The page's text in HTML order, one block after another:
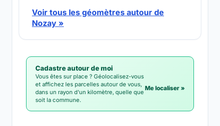
Voir tous les géomètres autour de
Nozay »
Cadastre autour de moi
Vous êtes sur place ? Géolocalisez-vous
et affichez les parcelles autour de vous,
dans un rayon d'un kilomètre, quelle que
soit la commune.
Me localiser »